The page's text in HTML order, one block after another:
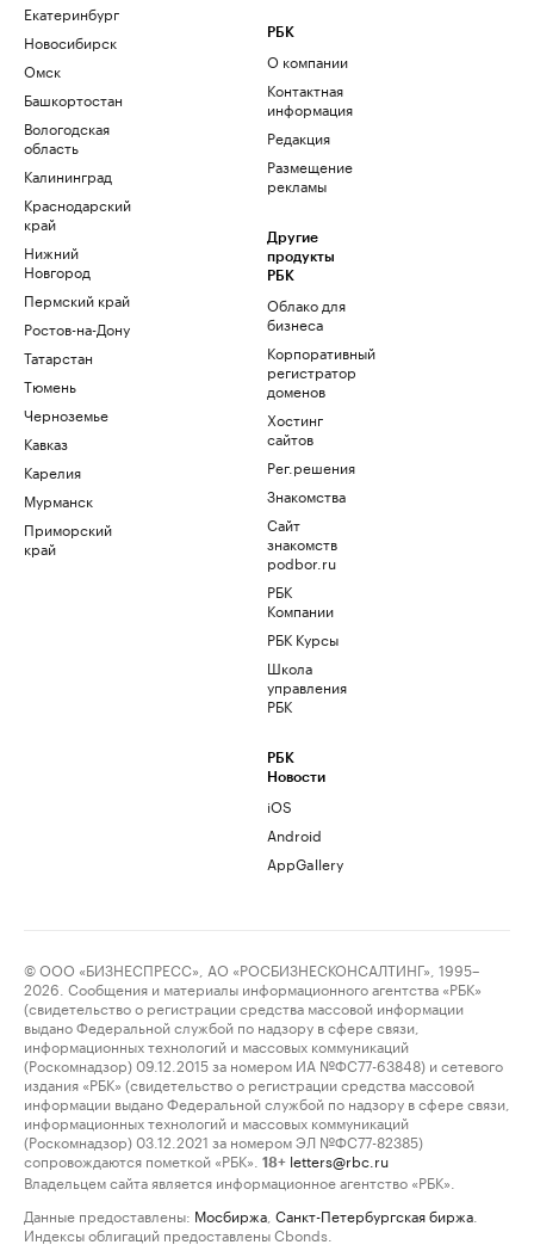
Екатеринбург
Новосибирск
Омск
Башкортостан
Вологодская
область
Калининград
Краснодарский
край
Нижний
Новгород
Пермский край
Ростов-на-Дону
Татарстан
Тюмень
Черноземье
Кавказ
Карелия
Мурманск
Приморский
край
РБК
О компании
Контактная
информация
Редакция
Размещение
рекламы
Другие
продукты
РБК
Облако для
бизнеса
Корпоративный
регистратор
доменов
Хостинг
сайтов
Рег.решения
Знакомства
Сайт
знакомств
podbor.ru
РБК
Компании
РБК Курсы
Школа
управления
РБК
РБК
Новости
iOS
Android
AppGallery
© ООО «БИЗНЕСПРЕСС», АО «РОСБИЗНЕСКОНСАЛТИНГ», 1995–
2026. Сообщения и материалы информационного агентства «РБК»
(свидетельство о регистрации средства массовой информации
выдано Федеральной службой по надзору в сфере связи,
информационных технологий и массовых коммуникаций
(Роскомнадзор) 09.12.2015 за номером ИА №ФС77-63848) и сетевого
издания «РБК» (свидетельство о регистрации средства массовой
информации выдано Федеральной службой по надзору в сфере связи,
информационных технологий и массовых коммуникаций
(Роскомнадзор) 03.12.2021 за номером ЭЛ №ФС77-82385)
сопровождаются пометкой «РБК».
18+ letters@rbc.ru
Владельцем сайта является информационное агентство «РБК».
Данные предоставлены: Мосбиржа Санкт-Петербургская биржа
Индексы облигаций предоставлены Cbonds.